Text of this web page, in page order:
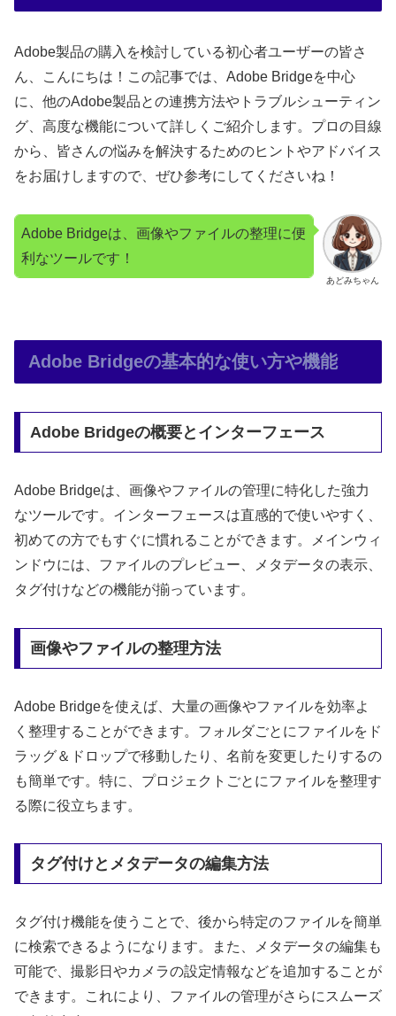
Adobe製品の購入を検討している初心者ユーザーの皆さ
ん、こんにちは！この記事では、Adobe Bridgeを中心
に、他のAdobe製品との連携方法やトラブルシューティン
グ、高度な機能について詳しくご紹介します。プロの目線
から、皆さんの悩みを解決するためのヒントやアドバイス
をお届けしますので、ぜひ参考にしてくださいね！
あどみちゃん
Adobe Bridgeは、画像やファイルの整理に便
利なツールです！
Adobe Bridgeの基本的な使い方や機能
Adobe Bridgeの概要とインターフェース
Adobe Bridgeは、画像やファイルの管理に特化した強力
なツールです。インターフェースは直感的で使いやすく、
初めての方でもすぐに慣れることができます。メインウィ
ンドウには、ファイルのプレビュー、メタデータの表示、
タグ付けなどの機能が揃っています。
画像やファイルの整理方法
Adobe Bridgeを使えば、大量の画像やファイルを効率よ
く整理することができます。フォルダごとにファイルをド
ラッグ＆ドロップで移動したり、名前を変更したりするの
も簡単です。特に、プロジェクトごとにファイルを整理す
る際に役立ちます。
タグ付けとメタデータの編集方法
タグ付け機能を使うことで、後から特定のファイルを簡単
に検索できるようになります。また、メタデータの編集も
可能で、撮影日やカメラの設定情報などを追加することが
できます。これにより、ファイルの管理がさらにスムーズ